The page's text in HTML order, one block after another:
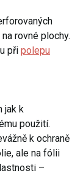
rovné plochy.
při polepu
jak k
použití.
k ochraně
ale na fólii
–